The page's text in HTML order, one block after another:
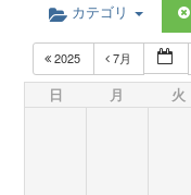
カテゴリ
2025 7月
日 月 火